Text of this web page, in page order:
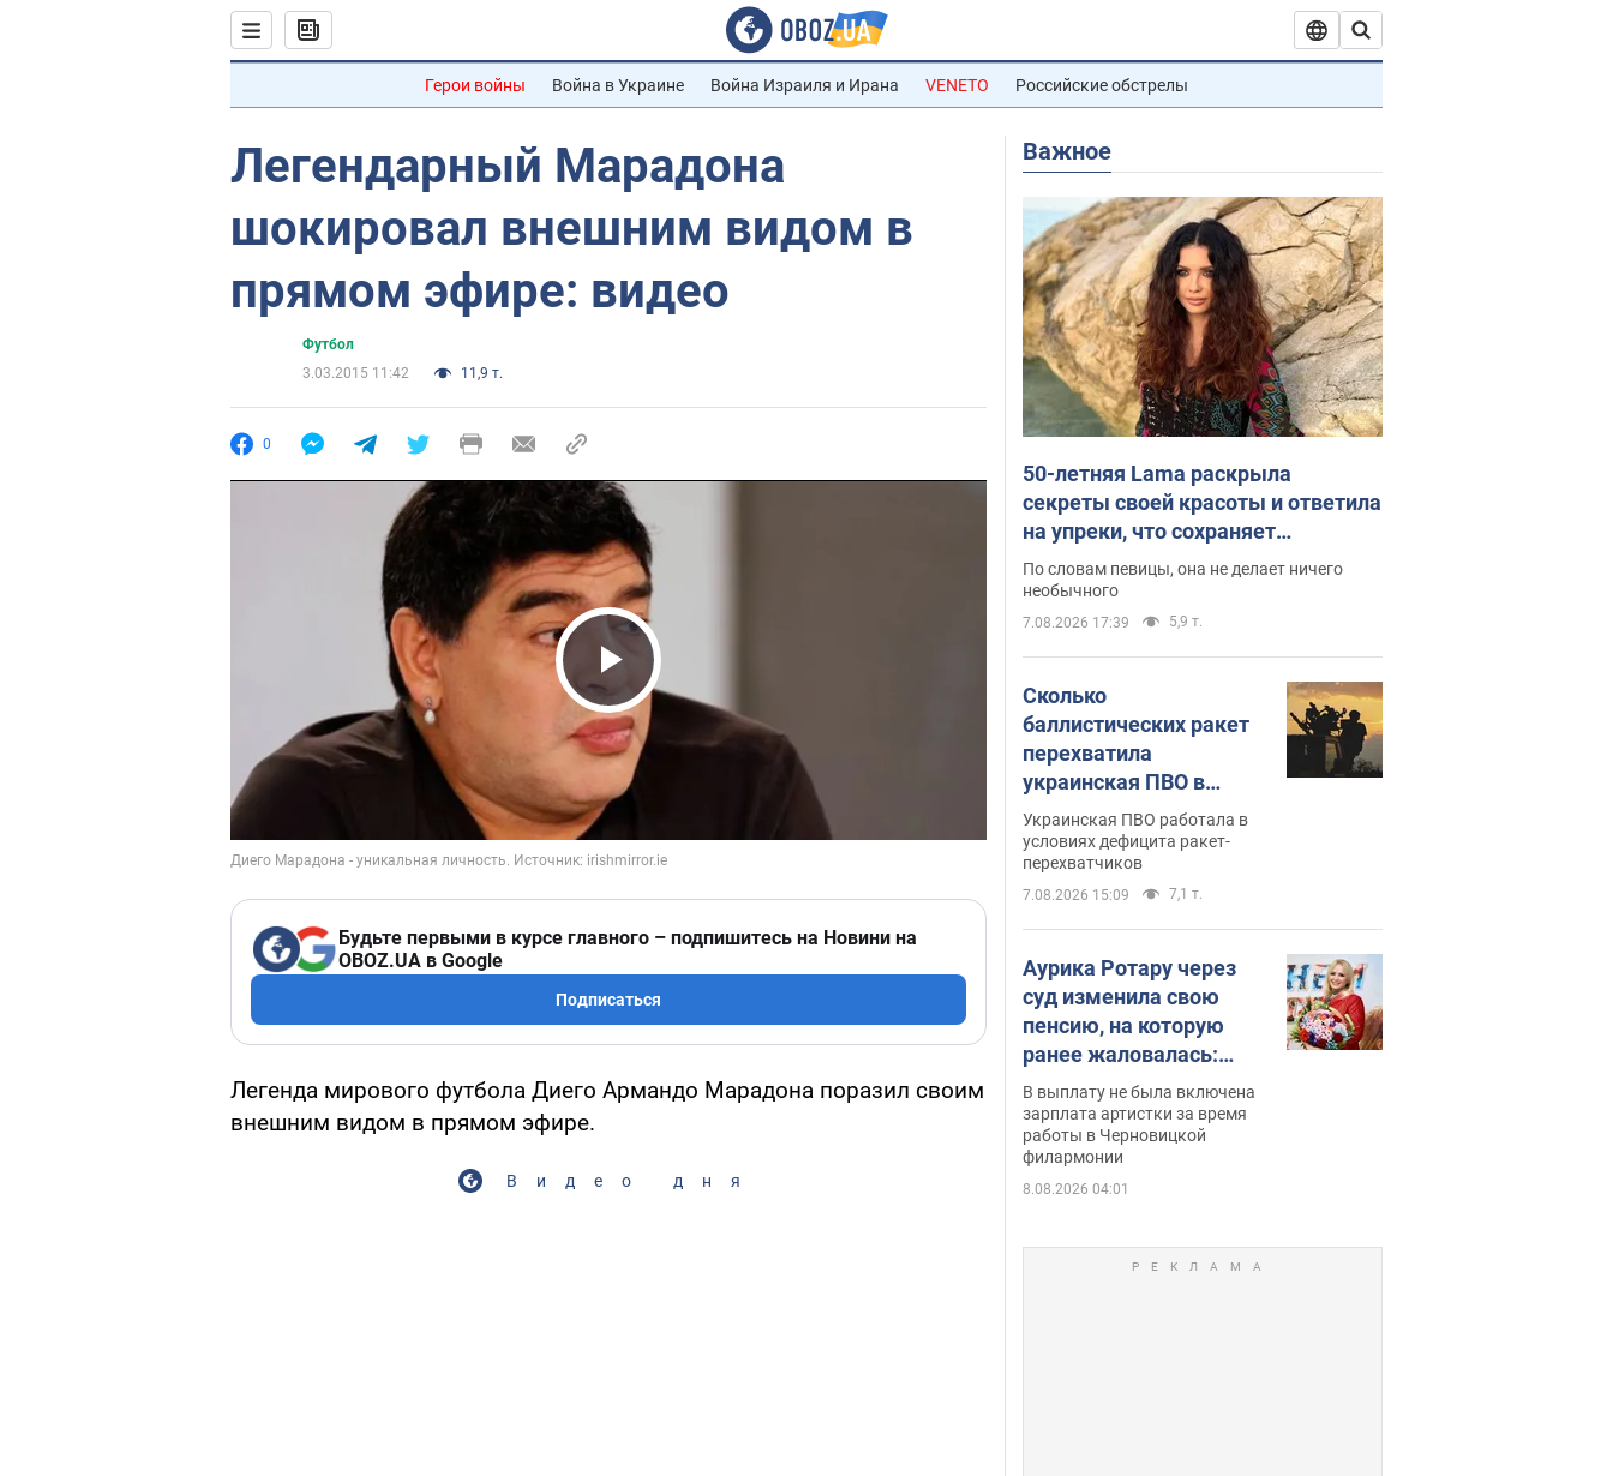
Герои войны Война в Украине Война Израиля и Ирана VENETO Российские обстрелы
Легендарный Марадона
шокировал внешним видом в
прямом эфире: видео
Футбол
3.03.2015 11:42
11,9 т.
0
Play Video
Будьте первыми в курсе главного – подпишитесь на Новини на
OBOZ.UA в Google
Подписаться
Легенда мирового футбола Диего Армандо Марадона поразил своим
внешним видом в прямом эфире.
Видео дня
Важное
50-летняя Lama раскрыла
секреты своей красоты и ответила
на упреки, что сохраняет
молодость, ведь у нее нет детей
По словам певицы, она не делает ничего
необычного
7.08.2026 17:39 5,9 т.
Сколько
баллистических ракет
перехватила
украинская ПВО в
июле: в Минобороны
назвали цифру
Украинская ПВО работала в
условиях дефицита ракет-
перехватчиков
7.08.2026 15:09 7,1 т.
Аурика Ротару через
суд изменила свою
пенсию, на которую
ранее жаловалась:
сколько получала
певица
В выплату не была включена
зарплата артистки за время
работы в Черновицкой
филармонии
8.08.2026 04:01